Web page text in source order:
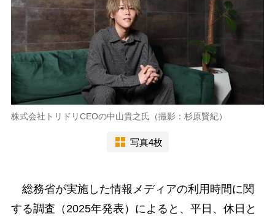
株式会社トリドリCEOの中山貴之氏（撮影：杉原賢紀）
写真4枚
総務省が実施した情報メディアの利用時間に関
する調査（2025年発表）によると、平日、休日と